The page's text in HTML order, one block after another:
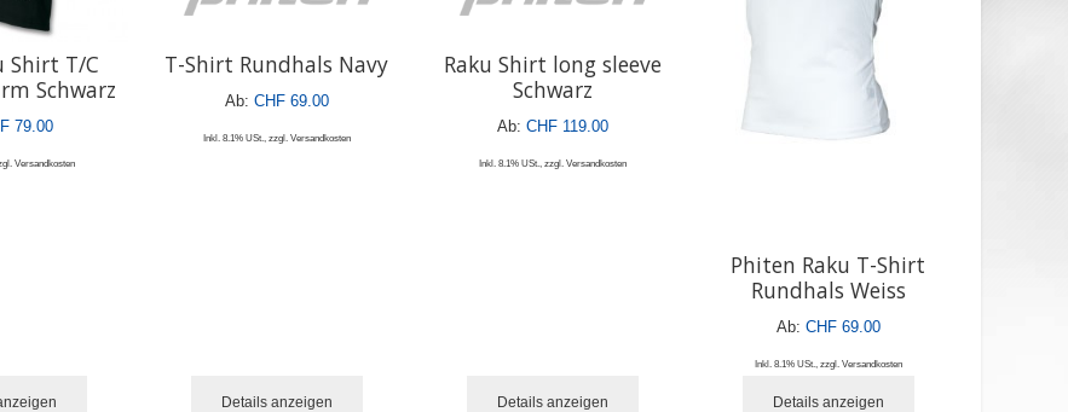
Shirt T/C
Schwarz
79.00
Versandkosten
T-Shirt Rundhals Navy
Ab: CHF 69.00
Inkl. 8.1% USt., zzgl. Versandkosten
Details anzeigen
Raku Shirt long sleeve
Schwarz
Ab: CHF 119.00
Inkl. 8.1% USt., zzgl. Versandkosten
Details anzeigen
Phiten Raku T-Shirt
Rundhals Weiss
Ab: CHF 69.00
Inkl. 8.1% USt. zzgl. Versandkosten
Details anzeigen